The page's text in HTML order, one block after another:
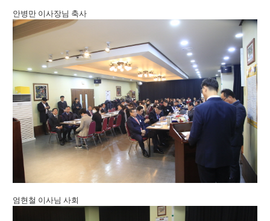
안병만 이사장님 축사
엄현철 이사님 사회